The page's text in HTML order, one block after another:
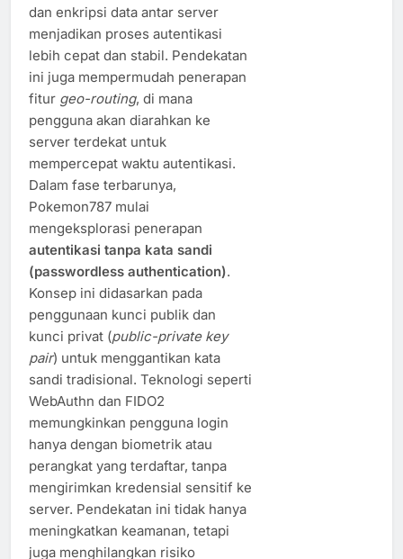
dan enkripsi data antar server
menjadikan proses autentikasi
lebih cepat dan stabil. Pendekatan
ini juga mempermudah penerapan
fitur geo-routing, di mana
pengguna akan diarahkan ke
server terdekat untuk
mempercepat waktu autentikasi.
Dalam fase terbarunya,
Pokemon787 mulai
mengeksplorasi penerapan
autentikasi tanpa kata sandi
(passwordless authentication).
Konsep ini didasarkan pada
penggunaan kunci publik dan
kunci privat (public-private key
pair) untuk menggantikan kata
sandi tradisional. Teknologi seperti
WebAuthn dan FIDO2
memungkinkan pengguna login
hanya dengan biometrik atau
perangkat yang terdaftar, tanpa
mengirimkan kredensial sensitif ke
server. Pendekatan ini tidak hanya
meningkatkan keamanan, tetapi
juga menghilangkan risiko